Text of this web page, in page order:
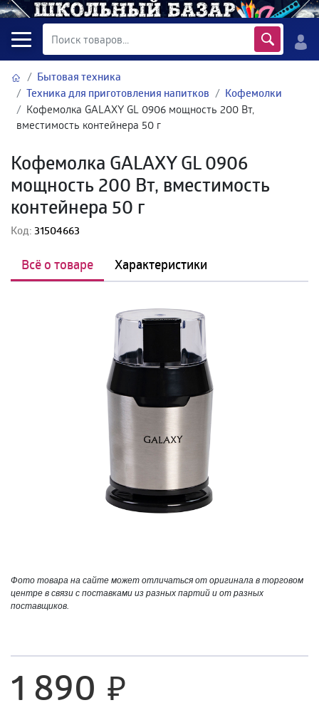
Бытовая техника
Техника для приготовления напитков
Кофемолки
Кофемолка GALAXY GL 0906 мощность 200 Вт,
вместимость контейнера 50 г
Кофемолка GALAXY GL 0906
мощность 200 Вт, вместимость
контейнера 50 г
Код:31504663
Всё о товаре Характеристики
Фото товара на сайте может отличаться от оригинала в торговом
центре в связи с поставками из разных партий и от разных
поставщиков.
1 890